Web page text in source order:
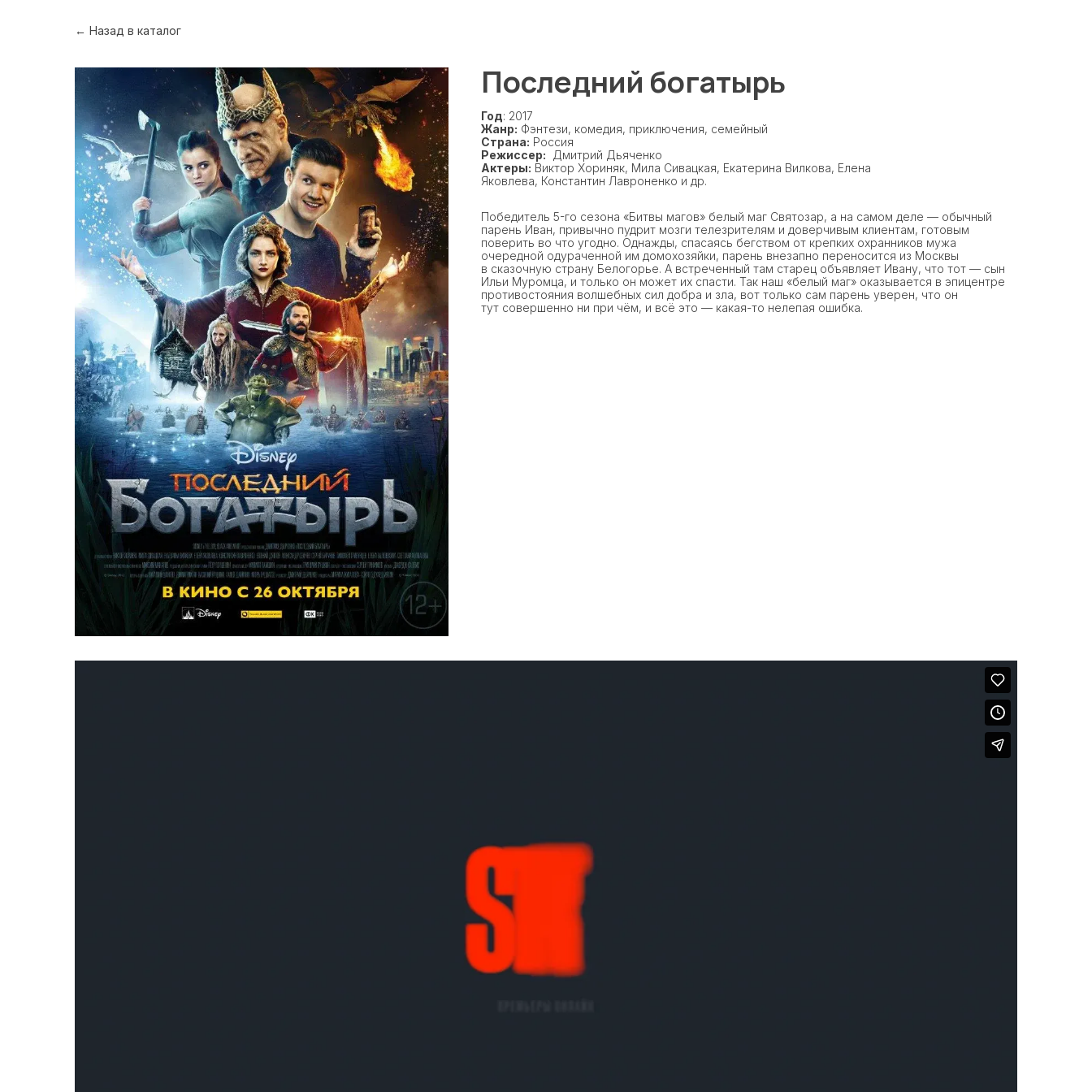
← Назад в каталог
Последний богатырь
Год: 2017
Жанр: Фэнтези, комедия, приключения, семейный
Страна: Россия
Режиссер: Дмитрий Дьяченко
Актеры: Виктор Хориняк, Мила Сивацкая, Екатерина Вилкова, Елена
Яковлева, Константин Лавроненко и др.
Победитель 5-го сезона «Битвы магов» белый маг Святозар, а на самом деле — обычный
парень Иван, привычно пудрит мозги телезрителям и доверчивым клиентам, готовым
поверить во что угодно. Однажды, спасаясь бегством от крепких охранников мужа
очередной одураченной им домохозяйки, парень внезапно переносится из Москвы
в сказочную страну Белогорье. А встреченный там старец объявляет Ивану, что тот — сын
Ильи Муромца, и только он может их спасти. Так наш «белый маг» оказывается в эпицентре
противостояния волшебных сил добра и зла, вот только сам парень уверен, что он
тут совершенно ни при чём, и всё это — какая-то нелепая ошибка.